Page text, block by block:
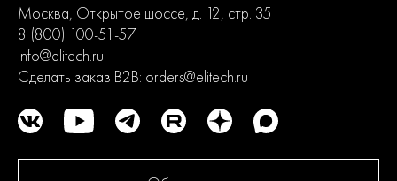
Москва, Открытое шоссе, д. 12, стр. 35
8 (800) 100-51-57
info@elitech.ru
Сделать заказ B2B: orders@elitech.ru